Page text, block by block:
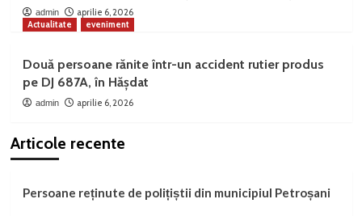
admin
aprilie 6, 2026
Actualitate
eveniment
Două persoane rănite într-un accident rutier produs
pe DJ 687A, în Hășdat
admin aprilie 6, 2026
Articole recente
Persoane reținute de polițiștii din municipiul Petroșani